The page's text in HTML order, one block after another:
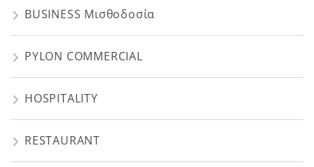
BUSINESS Μισθοδοσία
PYLON COMMERCIAL
HOSPITALITY
RESTAURANT